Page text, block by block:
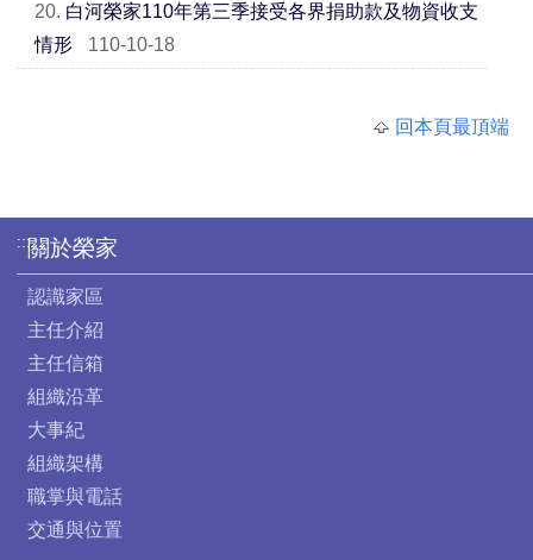
20. 白河榮家110年第三季接受各界捐助款及物資收支
情形
110-10-18
回本頁最頂端
:::關於榮家
認識家區
主任介紹
主任信箱
組織沿革
大事紀
組織架構
職掌與電話
交通與位置